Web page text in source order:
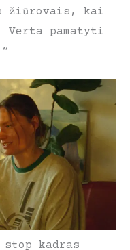
žiūrovais, kai
pamatyti
stop kadras